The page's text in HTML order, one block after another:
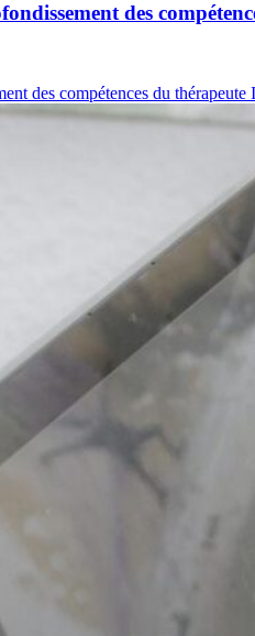
des
des compétences du